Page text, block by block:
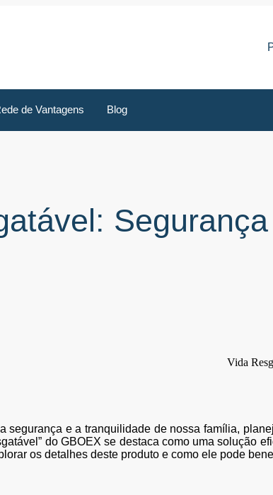
de Vantagens Blog
segurança e a tranquilidade de nossa família,
do GBOEX se destaca como uma solução
os detalhes deste produto e como ele pode